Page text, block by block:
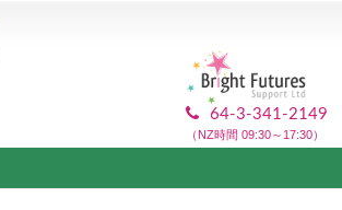
64-3-341-2149
（NZ時間 09:30～17:30）